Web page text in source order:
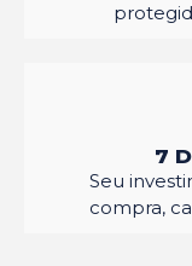
7
Seu
compra,